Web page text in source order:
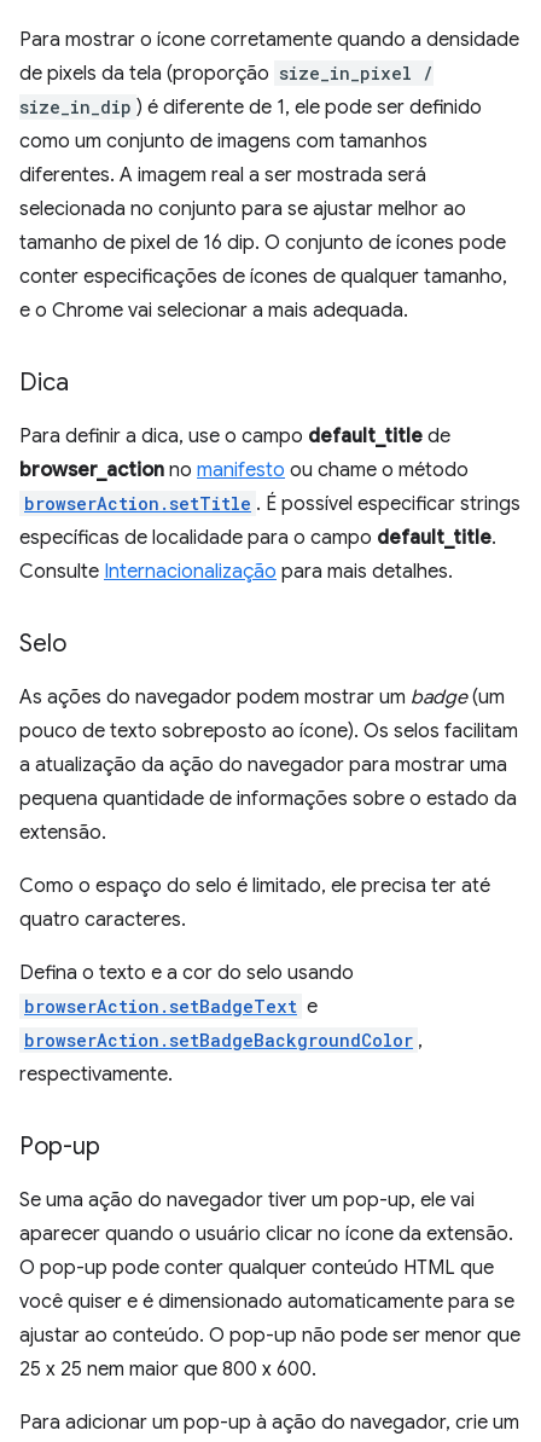
Para mostrar o ícone corretamente quando a densidade
de pixels da tela (proporção size_in_pixel /
size_in_dip ) é diferente de 1, ele pode ser definido
como um conjunto de imagens com tamanhos
diferentes. A imagem real a ser mostrada será
selecionada no conjunto para se ajustar melhor ao
tamanho de pixel de 16 dip. O conjunto de ícones pode
conter especificações de ícones de qualquer tamanho,
e o Chrome vai selecionar a mais adequada.
Dica
Para definir a dica, use o campo default_title de
browser_action no manifesto ou chame o método
browserAction.setTitle . É possível especificar strings
específicas de localidade para o campo default_title.
Consulte Internacionalização para mais detalhes.
Selo
As ações do navegador podem mostrar um badge(um
pouco de texto sobreposto ao ícone). Os selos facilitam
a atualização da ação do navegador para mostrar uma
pequena quantidade de informações sobre o estado da
extensão.
Como o espaço do selo é limitado, ele precisa ter até
quatro caracteres.
Defina o texto e a cor do selo usando
browserAction.setBadgeText e
browserAction.setBadgeBackgroundColor ,
respectivamente.
Pop-up
Se uma ação do navegador tiver um pop-up, ele vai
aparecer quando o usuário clicar no ícone da extensão.
O pop-up pode conter qualquer conteúdo HTML que
você quiser e é dimensionado automaticamente para se
ajustar ao conteúdo. O pop-up não pode ser menor que
25 x 25 nem maior que 800 x 600.
Para adicionar um pop-up à ação do navegador, crie um